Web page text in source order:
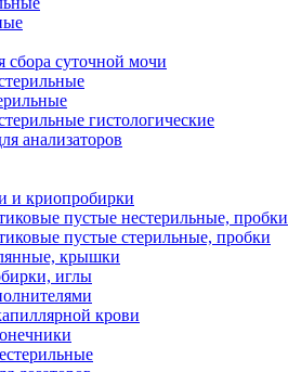
сбора суточной мочи
гистологические
анализаторов
и криопробирки
пустые нестерильные, пробки
пустые стерильные, пробки
крышки
иглы
крови